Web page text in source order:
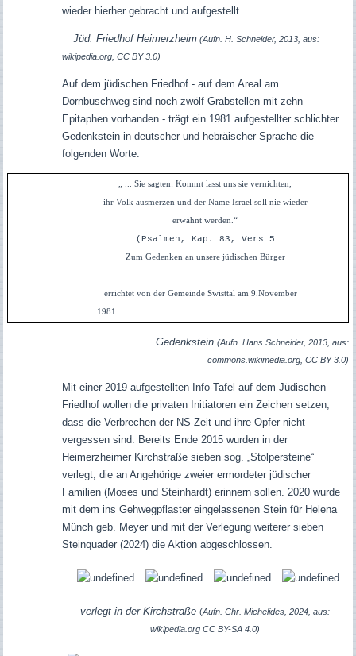
wieder hierher gebracht und aufgestellt.
Jüd. Friedhof Heimerzheim(Aufn. H. Schneider, 2013, aus:
wikipedia.org, CC BY 3.0)
Auf dem jüdischen Friedhof - auf dem Areal am
Dornbuschweg sind noch zwölf Grabstellen mit zehn
Epitaphen vorhanden - trägt ein 1981 aufgestellter schlichter
Gedenkstein in deutscher und hebräischer Sprache die
folgenden Worte:
„ ... Sie sagten: Kommt lasst uns sie vernichten,
ihr Volk ausmerzen und der Name Israel soll nie wieder
erwähnt werden.“
(Psalmen, Kap. 83, Vers 5
Zum Gedenken an unsere jüdischen Bürger
errichtet von der Gemeinde Swisttal am 9.November
1981
Gedenkstein (Aufn. Hans Schneider, 2013, aus:
commons.wikimedia.org, CC BY 3.0)
Mit einer 2019 aufgestellten Info-Tafel auf dem Jüdischen
Friedhof wollen die privaten Initiatoren ein Zeichen setzen,
dass die Verbrechen der NS-Zeit und ihre Opfer nicht
vergessen sind. Bereits Ende 2015 wurden in der
Heimerzheimer Kirchstraße sieben sog. „Stolpersteine“
verlegt, die an Angehörige zweier ermordeter jüdischer
Familien (Moses und Steinhardt) erinnern sollen. 2020 wurde
mit dem ins Gehwegpflaster eingelassenen Stein für Helena
Münch geb. Meyer und mit der Verlegung weiterer sieben
Steinquader (2024) die Aktion abgeschlossen.
verlegt in der Kirchstraße (Aufn. Chr. Michelides, 2024, aus:
wikipedia.org CC BY-SA 4.0)